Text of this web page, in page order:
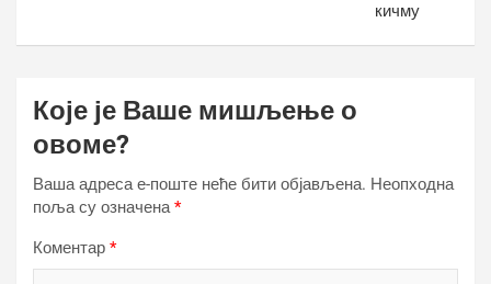
кичму
Које је Ваше мишљење о
овоме?
Ваша адреса е-поште неће бити објављена. Неопходна
поља су означена*
Коментар *